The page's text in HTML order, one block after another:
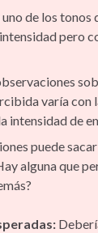
de los tonos
pero
varía con
intensidad de
puede
alguna que